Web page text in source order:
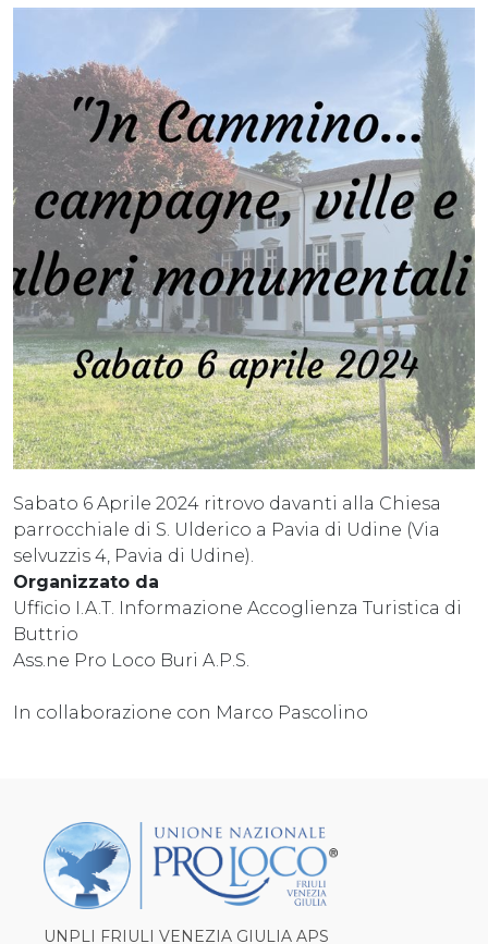
Sabato 6 Aprile 2024 ritrovo davanti alla Chiesa
parrocchiale di S. Ulderico a Pavia di Udine (Via
selvuzzis 4, Pavia di Udine).
Organizzato da
Ufficio I.A.T. Informazione Accoglienza Turistica di
Buttrio
Ass.ne Pro Loco Buri A.P.S.
In collaborazione con Marco Pascolino
UNPLI FRIULI VENEZIA GIULIA APS